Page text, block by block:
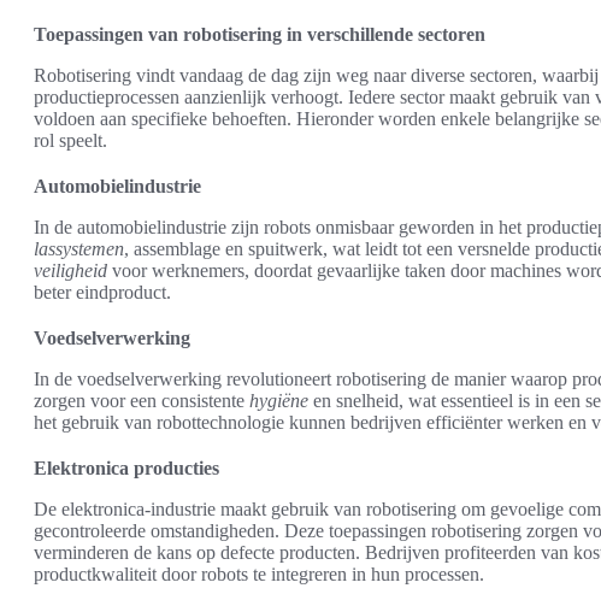
Toepassingen van robotisering in verschillende sectoren
Robotisering vindt vandaag de dag zijn weg naar diverse sectoren,
productieprocessen aanzienlijk verhoogt. Iedere sector maakt gebruik van
voldoen aan specifieke behoeften. Hieronder worden enkele belangrijke
rol speelt.
Automobielindustrie
In de automobielindustrie zijn robots onmisbaar geworden in het
lassystemen, assemblage en spuitwerk, wat leidt tot een versnelde
veiligheid voor werknemers, doordat gevaarlijke taken door machines
beter eindproduct.
Voedselverwerking
In de voedselverwerking revolutioneert robotisering de manier waarop
zorgen voor een consistente hygiëne en snelheid, wat essentieel is in een
het gebruik van robottechnologie kunnen bedrijven efficiënter werken en
Elektronica producties
De elektronica-industrie maakt gebruik van robotisering om gevoelige
gecontroleerde omstandigheden. Deze toepassingen robotisering zorgen
verminderen de kans op defecte producten. Bedrijven profiteerden van
productkwaliteit door robots te integreren in hun processen.